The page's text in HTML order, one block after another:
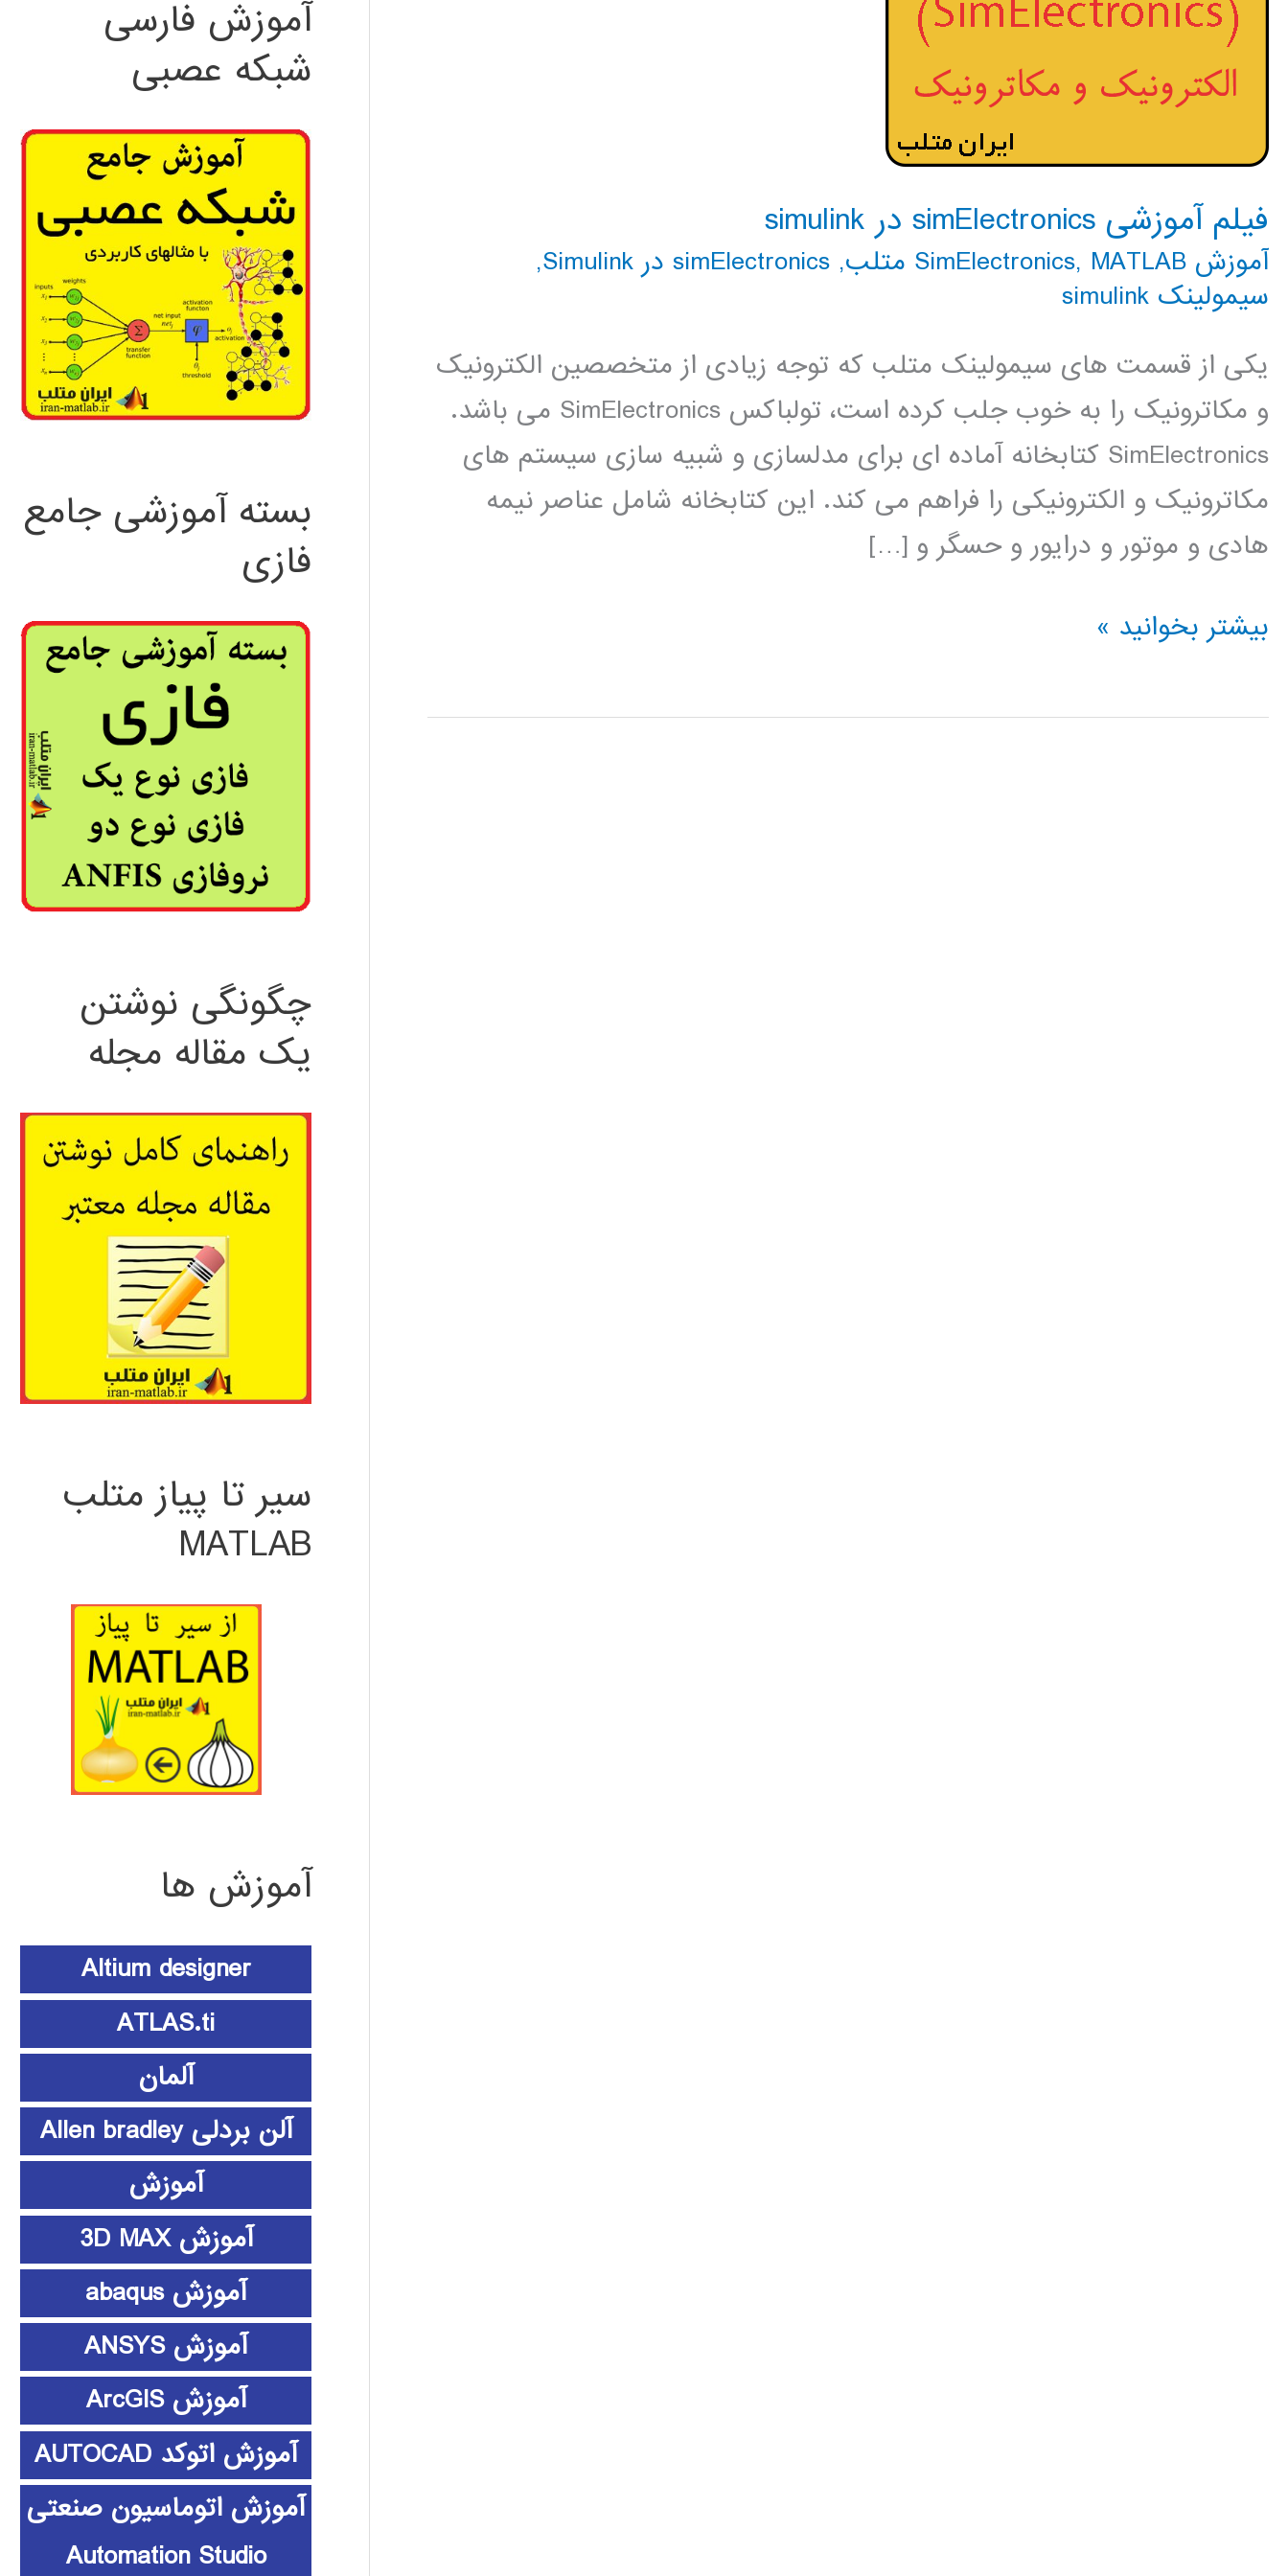
فیلم آموزشی simElectronics در simulink
آموزش SimElectronics , MATLAB متلب , simElectronics در Simulink
,
سیمولینک simulink
یکی از قسمت های سیمولینک متلب که توجه زیادی از متخصصین الکترونیک
و مکاترونیک را به خوب جلب کرده است، تولباکس SimElectronics می باشد.
SimElectronics کتابخانه آماده ای برای مدلسازی و شبیه سازی سیستم های
مکاترونیک و الکترونیکی را فراهم می کند. این کتابخانه شامل عناصر نیمه
هادی و موتور و درایور و حسگر و […]
فیلم
simElectronics
بیشتر بخوانید »
آموزش فارسی
شبکه عصبی
بسته آموزشی جامع
فازی
چگونگی نوشتن
یک مقاله مجله
سیر تا پیاز متلب
MATLAB
آموزش ها
Altium designer
ATLAS.ti
آلمان
آلن بردلی Allen bradley
آموزش
آموزش 3D MAX
آموزش abaqus
آموزش ANSYS
آموزش ArcGIS
آموزش اتوکد AUTOCAD
آموزش اتوماسیون صنعتی
Automation Studio